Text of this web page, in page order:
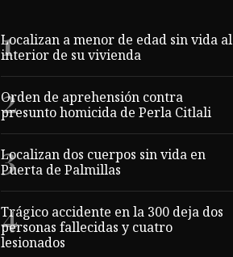
Localizan a menor de edad sin vida al
interior de su vivienda
Orden de aprehensión contra
presunto homicida de Perla Citlali
Localizan dos cuerpos sin vida en
Puerta de Palmillas
Trágico accidente en la 300 deja dos
personas fallecidas y cuatro
lesionados